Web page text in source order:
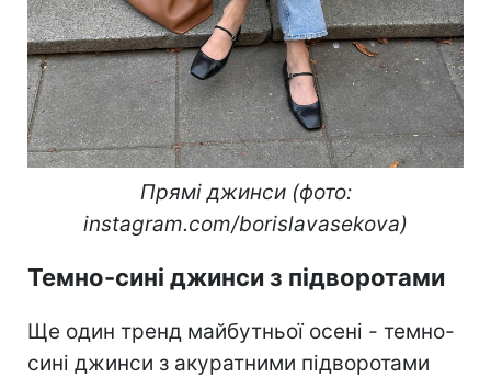
Прямі джинси (фото:
instagram.com/borislavasekova)
Темно-сині джинси з підворотами
Ще один тренд майбутньої осені - темно-
сині джинси з акуратними підворотами